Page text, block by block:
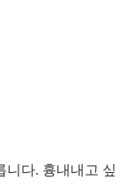
니다. 흉내내고 싶